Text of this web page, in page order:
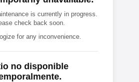
is currently in progress.
check back soon.
for any inconvenience.
no disponible